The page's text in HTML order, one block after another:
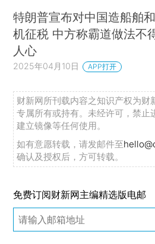
特朗普宣布对中国造船舶
机征税 中方称霸道做法不
人心
2025年04月10日 APP打开
财新网所刊载内容之知识产权为财
专属所有或持有。未经许可，禁止
建立镜像等任何使用。
如有意愿转载，请发邮件至
确认及授权后，方可转载。
免费订阅财新网主编精选版电邮